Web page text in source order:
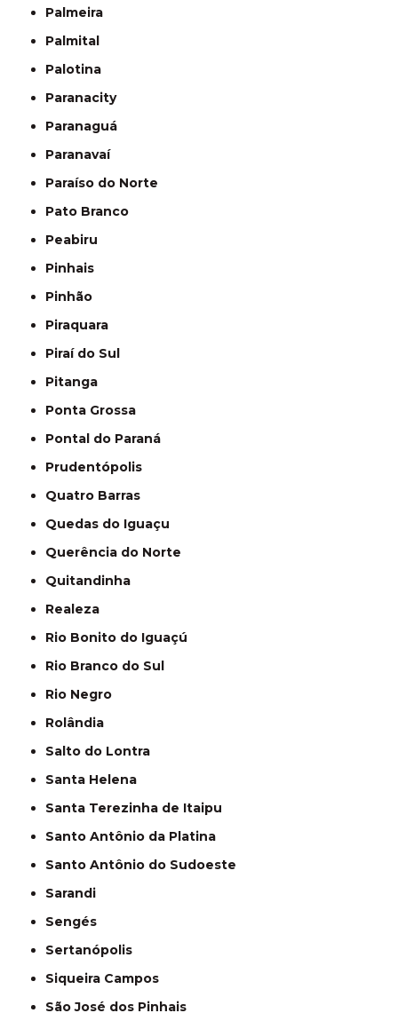
Palmeira
Palmital
Palotina
Paranacity
Paranaguá
Paranavaí
Paraíso do Norte
Pato Branco
Peabiru
Pinhais
Pinhão
Piraquara
Piraí do Sul
Pitanga
Ponta Grossa
Pontal do Paraná
Prudentópolis
Quatro Barras
Quedas do Iguaçu
Querência do Norte
Quitandinha
Realeza
Rio Bonito do Iguaçú
Rio Branco do Sul
Rio Negro
Rolândia
Salto do Lontra
Santa Helena
Santa Terezinha de Itaipu
Santo Antônio da Platina
Santo Antônio do Sudoeste
Sarandi
Sengés
Sertanópolis
Siqueira Campos
São José dos Pinhais